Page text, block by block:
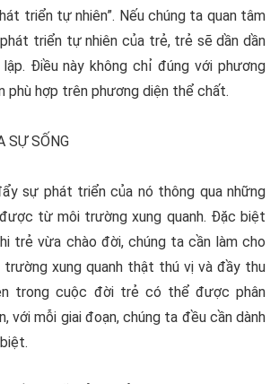
triển tự nhiên”. Nếu chúng ta quan tâm
triển tự nhiên của trẻ, trẻ sẽ dần dần
Điều này không chỉ đúng với phương
phù hợp trên phương diện thể chất.
SỰ SỐNG
sự phát triển của nó thông qua những
từ môi trường xung quanh. Đặc biệt
trẻ vừa chào đời, chúng ta cần làm cho
xung quanh thật thú vị và đầy thu
trong cuộc đời trẻ có thể được phân
với mỗi giai đoạn, chúng ta đều cần dành